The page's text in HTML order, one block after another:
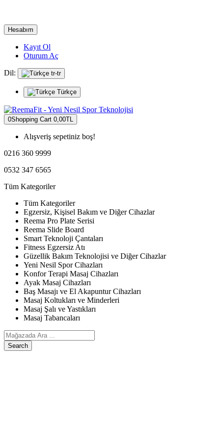
Hesabım
Kayıt Ol
Oturum Aç
Dil: tr-tr
Türkçe
0Shopping Cart 0,00TL
Alışveriş sepetiniz boş!
0216 360 9999
0532 347 6565
Tüm Kategoriler
Tüm Kategoriler
Egzersiz, Kişisel Bakım ve Diğer Cihazlar
Reema Pro Plate Serisi
Reema Slide Board
Smart Teknoloji Çantaları
Fitness Egzersiz Atı
Güzellik Bakım Teknolojisi ve Diğer Cihazlar
Yeni Nesil Spor Cihazları
Konfor Terapi Masaj Cihazları
Ayak Masaj Cihazları
Baş Masajı ve El Akapuntur Cihazları
Masaj Koltukları ve Minderleri
Masaj Şalı ve Yastıkları
Masaj Tabancaları
Search